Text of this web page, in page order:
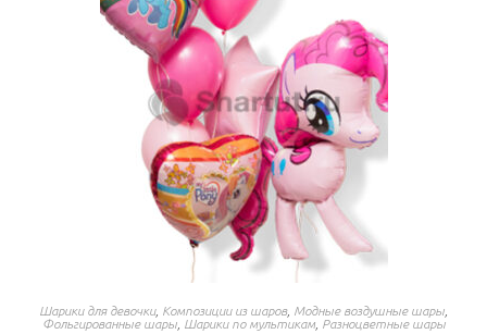
Шарики для девочки, Композиции из шаров, Модные воздушные шары
Фольгированные шары, Шарики по мультикам, Разноцветные шары